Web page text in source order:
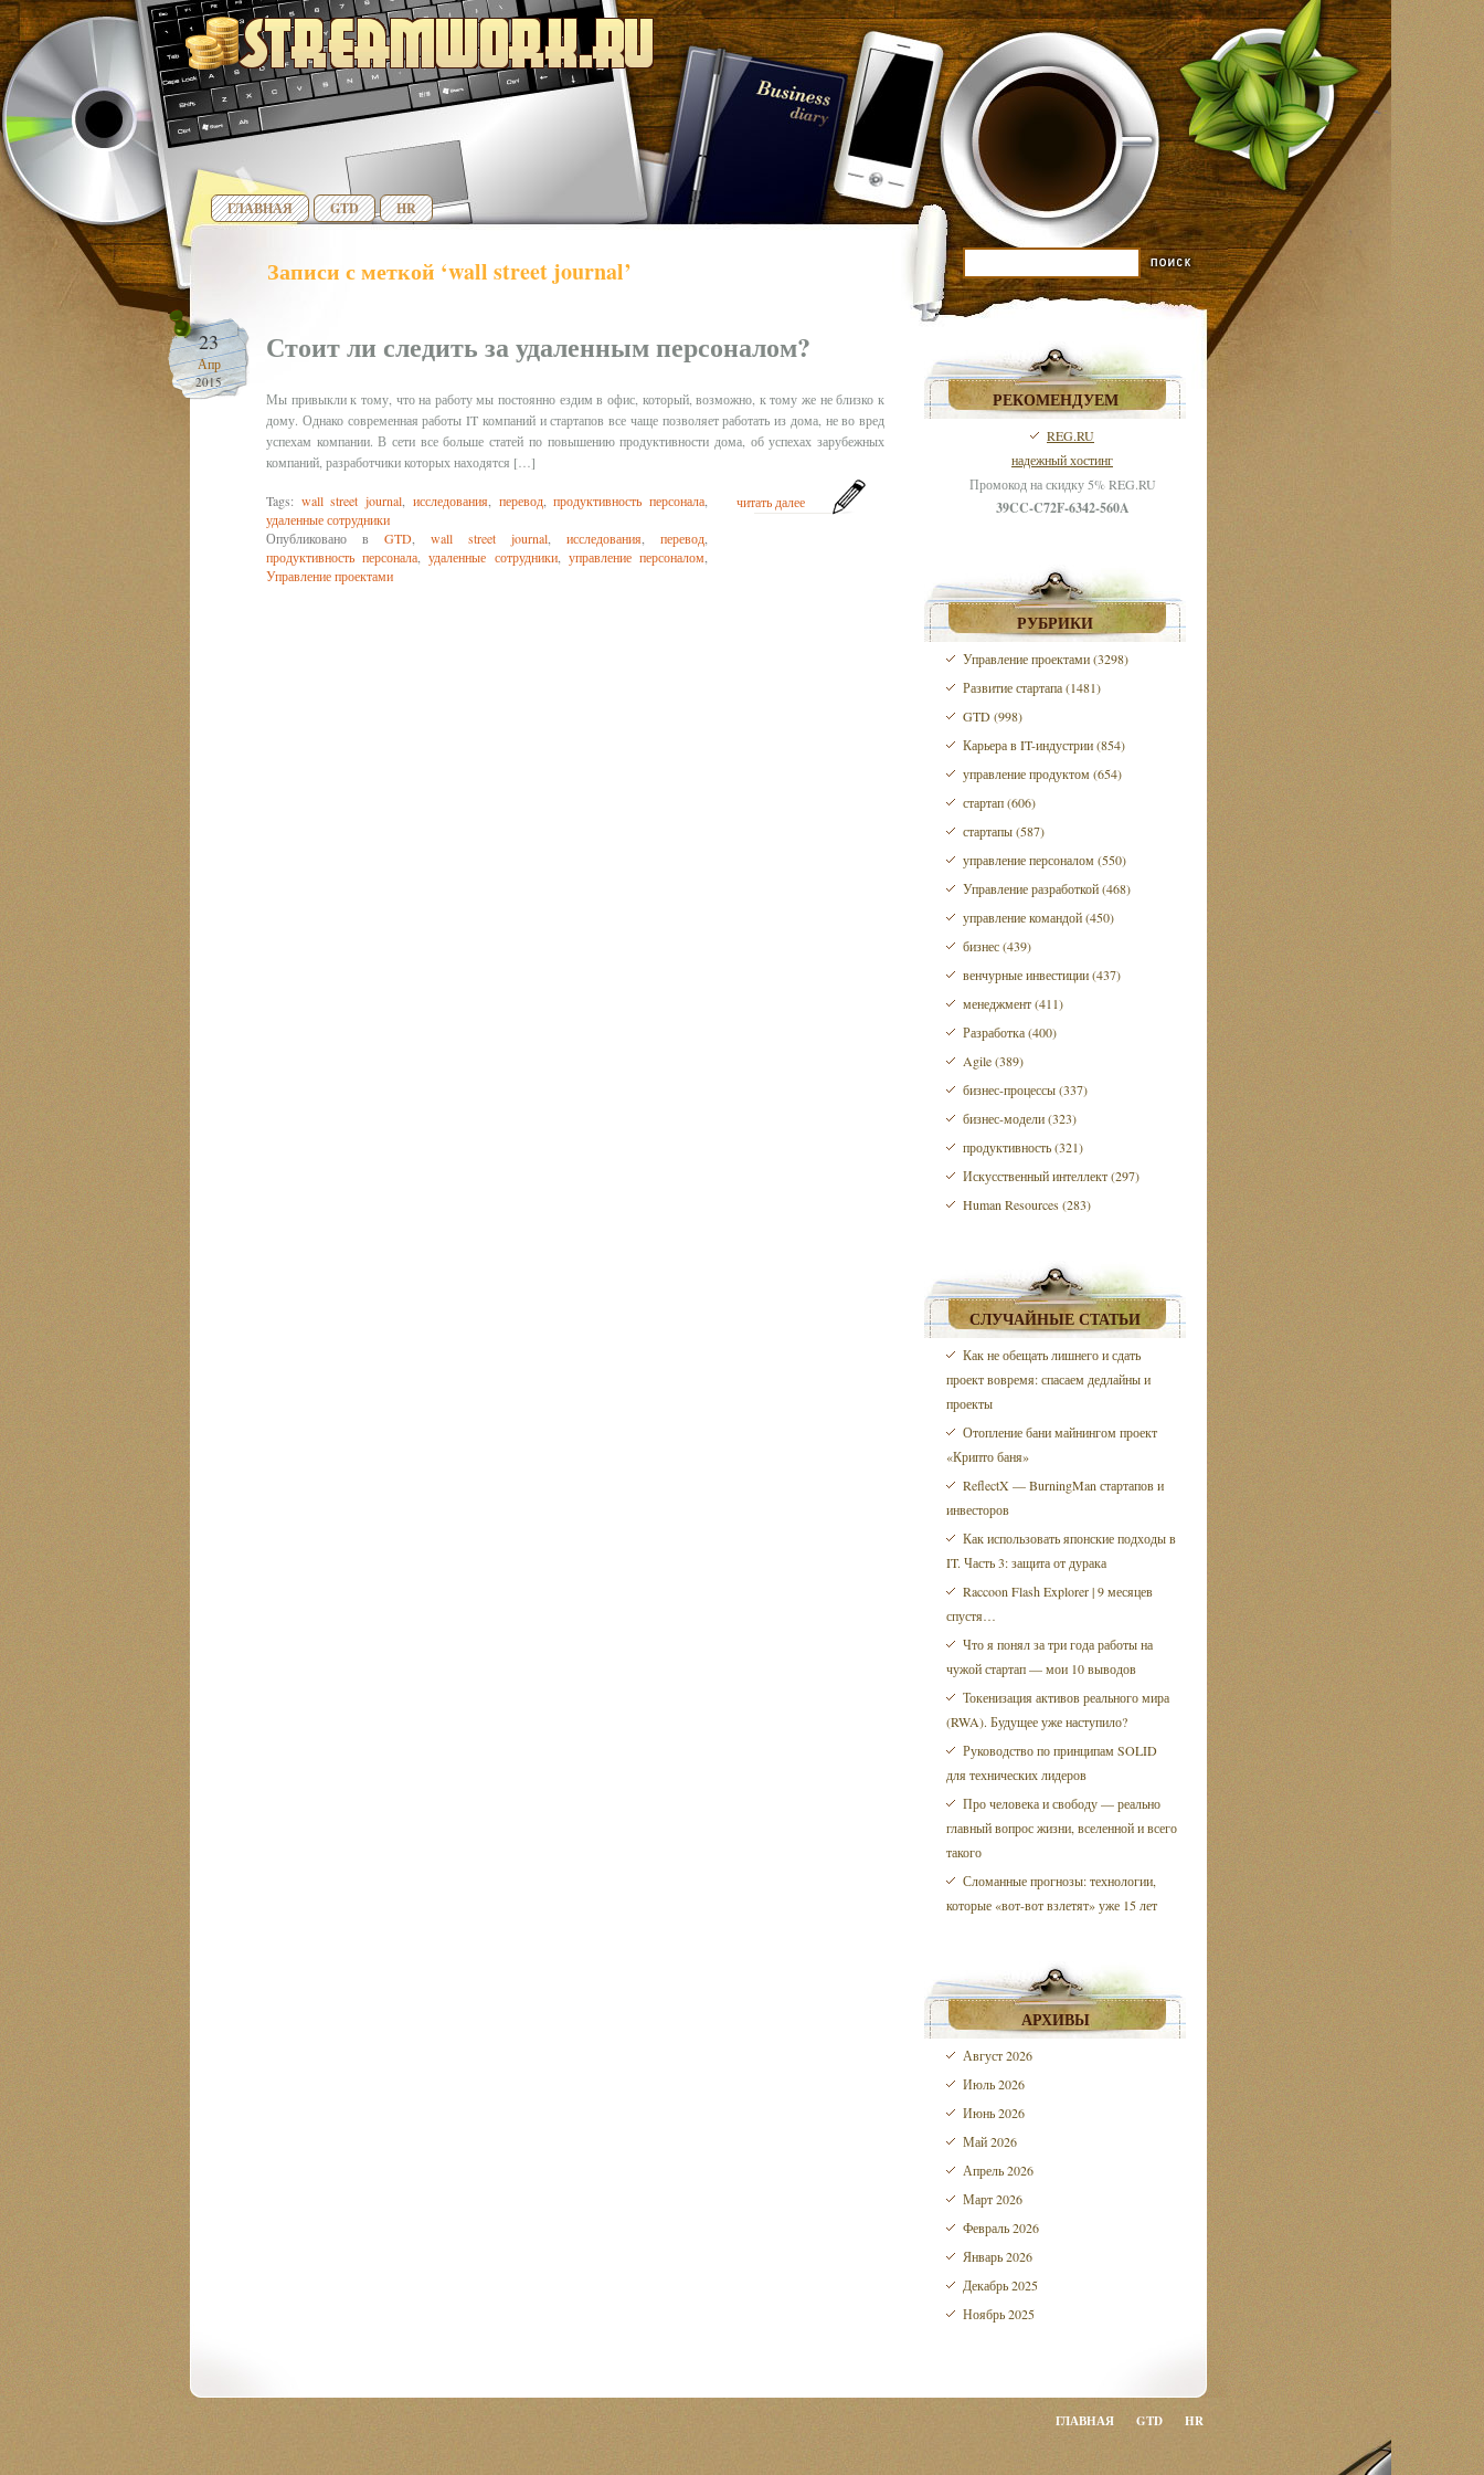
ГЛАВНАЯ GTD HR
Записи с меткой ‘wall street journal’
23
Апр
2015
Стоит ли следить за удаленным персоналом?
Мы привыкли к тому, что на работу мы постоянно ездим в офис, который, возможно, к тому же не близко к
дому. Однако современная работы IT компаний и стартапов все чаще позволяет работать из дома, не во вред
успехам компании. В сети все больше статей по повышению продуктивности дома, об успехах зарубежных
компаний, разработчики которых находятся […]
Tags: wall street journal исследования, перевод,продуктивность персонала
удаленные сотрудники
Опубликовано в GTD wall street journal исследования перевод
продуктивность персонала ,удаленные сотрудники, управление персоналом
Управление проектами
читать далее
РЕКОМЕНДУЕМ
REG.RU
надежный хостинг
Промокод на скидку 5% REG.RU
39CC-C72F-6342-560A
РУБРИКИ
Управление проектами (3298)
Развитие стартапа (1481)
GTD (998)
Карьера в IT-индустрии (854)
управление продуктом (654)
стартап (606)
стартапы (587)
управление персоналом (550)
Управление разработкой (468)
управление командой (450)
бизнес (439)
венчурные инвестиции (437)
менеджмент (411)
Разработка (400)
Agile (389)
бизнес-процессы (337)
бизнес-модели (323)
продуктивность (321)
Искусственный интеллект (297)
Human Resources (283)
СЛУЧАЙНЫЕ СТАТЬИ
Как не обещать лишнего и сдать
проект вовремя: спасаем дедлайны и
проекты
Отопление бани майнингом проект
«Крипто баня»
ReflectX — BurningMan стартапов и
инвесторов
Как использовать японские подходы в
IT. Часть 3: защита от дурака
Raccoon Flash Explorer | 9 месяцев
спустя…
Что я понял за три года работы на
чужой стартап — мои 10 выводов
Токенизация активов реального мира
(RWA). Будущее уже наступило?
Руководство по принципам SOLID
для технических лидеров
Про человека и свободу — реально
главный вопрос жизни, вселенной и всего
такого
Сломанные прогнозы: технологии,
которые «вот-вот взлетят» уже 15 лет
АРХИВЫ
Август 2026
Июль 2026
Июнь 2026
Май 2026
Апрель 2026
Март 2026
Февраль 2026
Январь 2026
Декабрь 2025
Ноябрь 2025
ГЛАВНАЯ GTD HR